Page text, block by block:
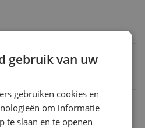
gebruik van uw
gebruiken cookies en
om informatie
te slaan en te openen